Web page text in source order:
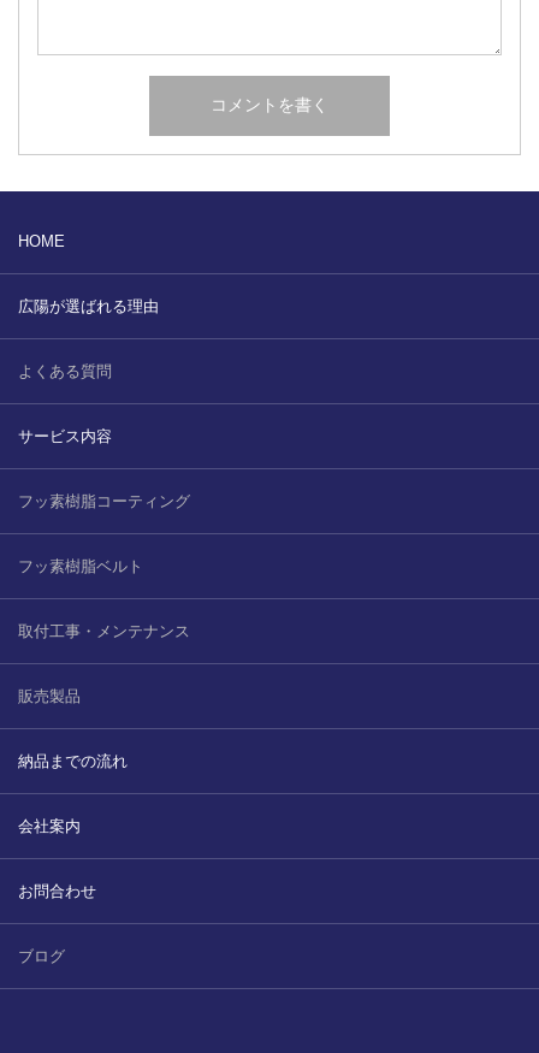
HOME
広陽が選ばれる理由
よくある質問
サービス内容
フッ素樹脂コーティング
フッ素樹脂ベルト
取付工事・メンテナンス
販売製品
納品までの流れ
会社案内
お問合わせ
ブログ